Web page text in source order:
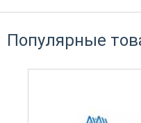
Популярные